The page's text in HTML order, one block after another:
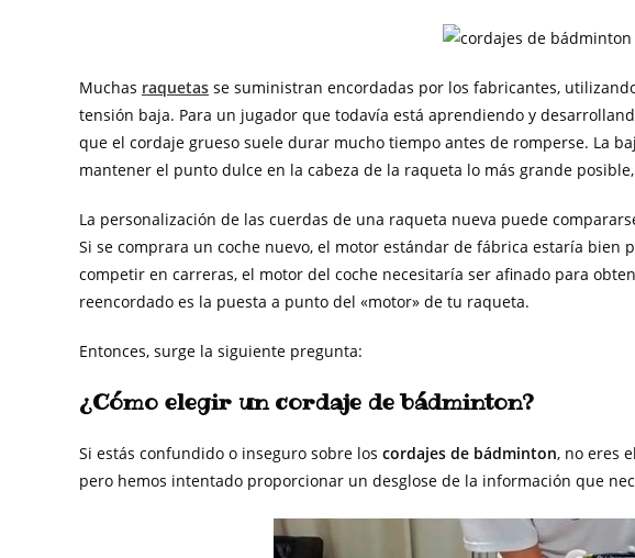
Muchas raquetas se suministran encordadas por los fabricantes,
tensión baja. Para un jugador que todavía está aprendiendo y
que el cordaje grueso suele durar mucho tiempo antes de romperse. La
mantener el punto dulce en la cabeza de la raqueta lo más grande
La personalización de las cuerdas de una raqueta nueva puede
Si se comprara un coche nuevo, el motor estándar de fábrica estaría bien
competir en carreras, el motor del coche necesitaría ser afinado para
reencordado es la puesta a punto del «motor» de tu raqueta.
Entonces, surge la siguiente pregunta:
¿Cómo elegir un cordaje de bádminton?
Si estás confundido o inseguro sobre los cordajes de bádminton, no eres
pero hemos intentado proporcionar un desglose de la información que